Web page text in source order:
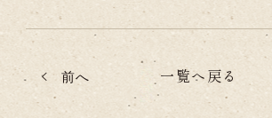
前へ 一覧へ戻る